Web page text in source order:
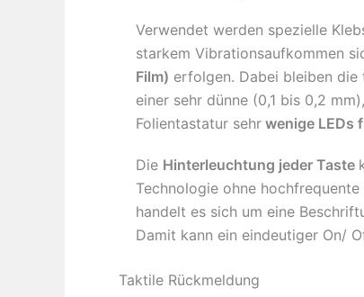
Verwendet werden spezielle
starkem Vibrationsaufkommen
Film) erfolgen. Dabei bleiben die
einer sehr dünne (0,1 bis 0,2
Folientastatur sehr wenige LEDs
Die Hinterleuchtung jeder Taste
Technologie ohne
handelt es sich um eine
Damit kann ein eindeutiger On/
Taktile Rückmeldung